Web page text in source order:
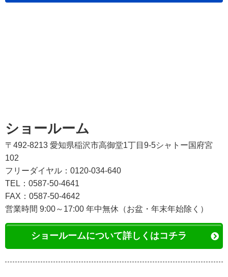
ショールーム
〒492-8213 愛知県稲沢市高御堂1丁目9-5シャトー国府宮
102
フリーダイヤル：0120-034-640
TEL：0587-50-4641
FAX：0587-50-4642
営業時間 9:00～17:00 年中無休（お盆・年末年始除く）
ショールームについて詳しくはコチラ